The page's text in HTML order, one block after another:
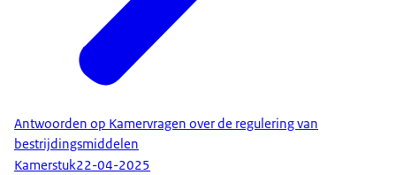
Antwoorden op Kamervragen over de regulering van
bestrijdingsmiddelen
Kamerstuk22-04-2025